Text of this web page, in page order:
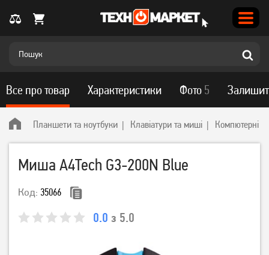
Планшети та ноутбуки Клавіатури та миші Компютерні
Миша A4Tech G3-200N Blue
Код: 35066
0.0 з 5.0
Все про товар Характеристики Фото 5